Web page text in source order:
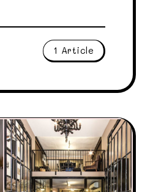
1 Article